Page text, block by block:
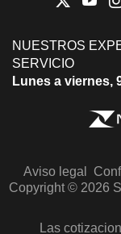
NUESTROS
SERVICIO
Lunes a viernes,
Aviso legal
Copyright © 2026
Las